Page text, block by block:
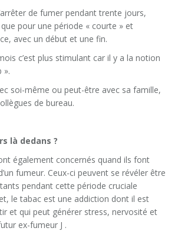
de fumer pendant trente jours,
pour une période « courte » et
avec un début et une fin.
c’est plus stimulant car il y a la notion
».
soi-même ou peut-être avec sa famille,
de bureau.
là dedans ?
également concernés quand ils font
fumeur. Ceux-ci peuvent se révéler être
pendant cette période cruciale
le tabac est une addiction dont il est
et qui peut générer stress, nervosité et
ex-fumeur J .